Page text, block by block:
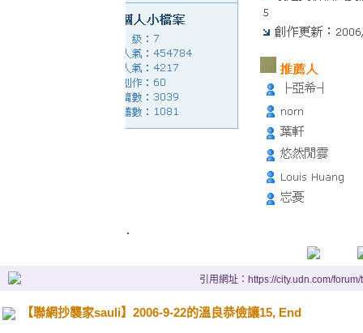
.
引用網址：https://city.udn.com/
【聯網抄襲家sauli】2006-9-22的溫良恭儉讓15, End